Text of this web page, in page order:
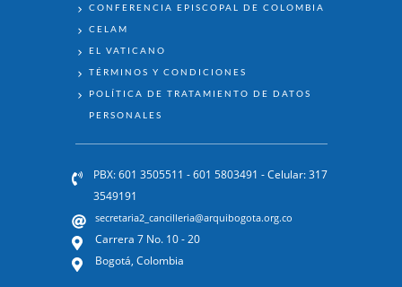
CONFERENCIA EPISCOPAL DE COLOMBIA
CELAM
EL VATICANO
TÉRMINOS Y CONDICIONES
POLÍTICA DE TRATAMIENTO DE DATOS
PERSONALES
PBX: 601 3505511 - 601 5803491 - Celular: 317
3549191
secretaria2_cancilleria@arquibogota.org.co
Carrera 7 No. 10 - 20
Bogotá, Colombia